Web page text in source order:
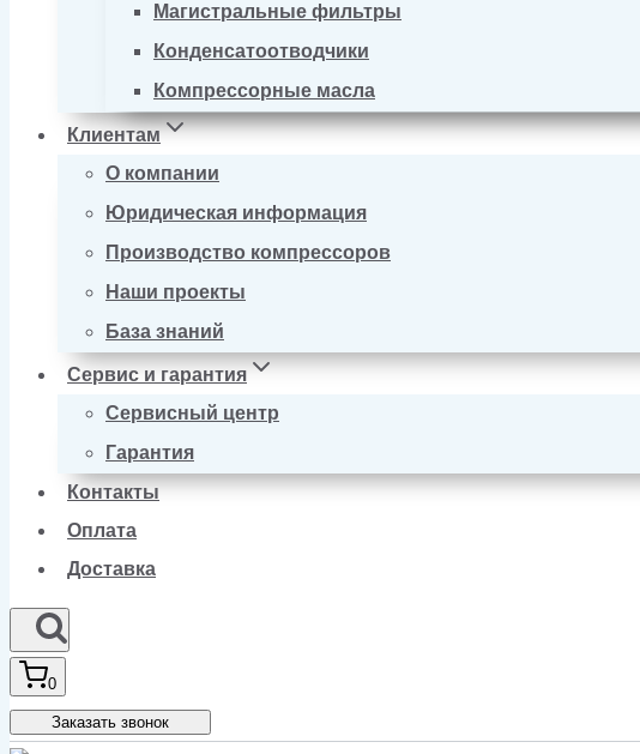
Магистральные фильтры
Конденсатоотводчики
Компрессорные масла
Клиентам
О компании
Юридическая информация
Производство компрессоров
Наши проекты
База знаний
Сервис и гарантия
Сервисный центр
Гарантия
Контакты
Оплата
Доставка
0
Заказать звонок